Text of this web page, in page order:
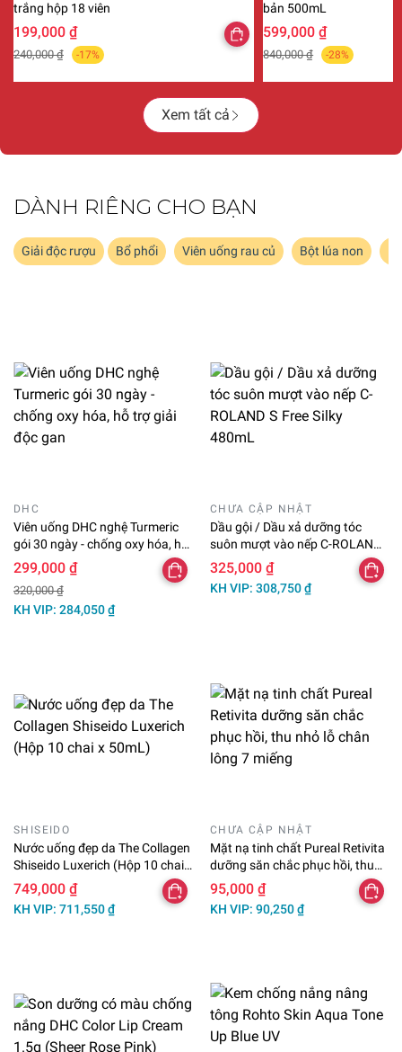
trắng hộp 18 viên
199,000 ₫
240,000 ₫ -17%
bản 500mL
599,000 ₫
840,000 ₫ -28%
Xem tất cả
DÀNH RIÊNG CHO BẠN
Giải độc rượu Bổ phổi Viên uống rau củ Bột lúa non
DHC
Viên uống DHC nghệ Turmeric
gói 30 ngày - chống oxy hóa, hỗ
trợ giải độc gan
299,000 ₫
320,000 ₫
KH VIP: 284,050 ₫
CHƯA CẬP NHẬT
Dầu gội / Dầu xả dưỡng tóc
suôn mượt vào nếp C-ROLAND
S Free Silky 480mL
325,000 ₫
KH VIP: 308,750 ₫
SHISEIDO
Nước uống đẹp da The Collagen
Shiseido Luxerich (Hộp 10 chai
x 50mL)
749,000 ₫
KH VIP: 711,550 ₫
CHƯA CẬP NHẬT
Mặt nạ tinh chất Pureal Retivita
dưỡng săn chắc phục hồi, thu
nhỏ lỗ chân lông 7 miếng
95,000 ₫
KH VIP: 90,250 ₫